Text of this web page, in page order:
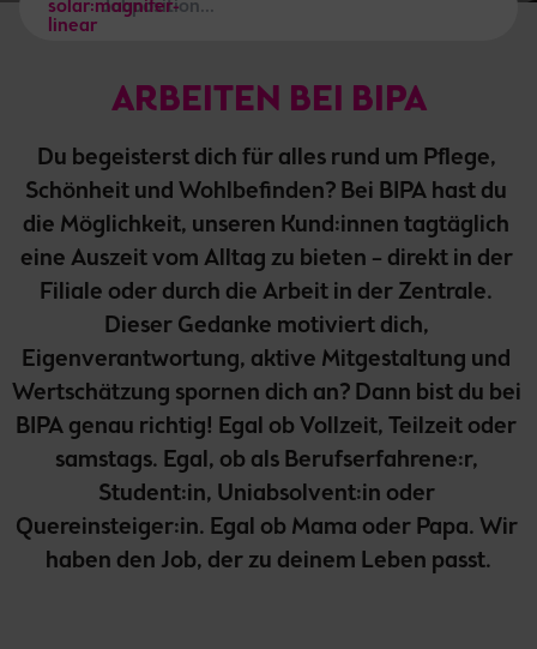
Mission und Vision
solar:magnifer-
linear
ARBEITEN BEI BIPA
Du begeisterst dich für alles rund um Pflege,
Schönheit und Wohlbefinden? Bei BIPA hast du
die Möglichkeit, unseren Kund:innen tagtäglich
eine Auszeit vom Alltag zu bieten – direkt in der
Filiale oder durch die Arbeit in der Zentrale.
Dieser Gedanke motiviert dich,
Eigenverantwortung, aktive Mitgestaltung und
Wertschätzung spornen dich an? Dann bist du bei
BIPA genau richtig! Egal ob Vollzeit, Teilzeit oder
samstags. Egal, ob als Berufserfahrene:r,
Student:in, Uniabsolvent:in oder
Quereinsteiger:in. Egal ob Mama oder Papa. Wir
haben den Job, der zu deinem Leben passt.